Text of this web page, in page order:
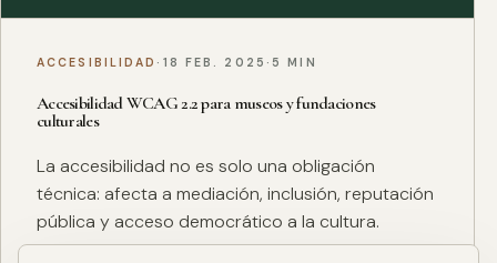
ACCESIBILIDAD · 18 FEB. 2025 · 5 MIN
Accesibilidad WCAG 2.2 para museos y fundaciones
culturales
La accesibilidad no es solo una obligación
técnica: afecta a mediación, inclusión, reputación
pública y acceso democrático a la cultura.